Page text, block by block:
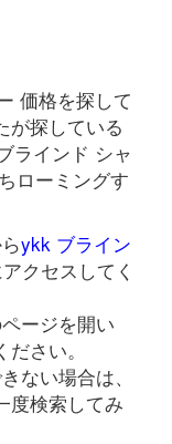
価格を探して
が探している
ラインド シャ
ローミングす
ykk ブライン
クセスしてく
ージを開い
さい。
ない場合は、
度検索してみ